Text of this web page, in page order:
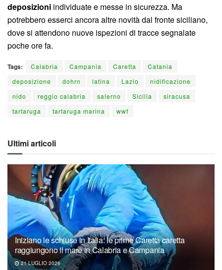
deposizioni individuate e messe in sicurezza. Ma
potrebbero esserci ancora altre novità dal fronte siciliano,
dove si attendono nuove ispezioni di tracce segnalate
poche ore fa.
Tags: Calabria Campania Caretta
Catania
deposizione
dohrn latina Lazio
nidificazione
nido
reggio calabria salerno Sicilia
siracusa
tartaruga
tartaruga marina wwf
Ultimi articoli
Iniziano le schiuse in Italia: le prime Caretta caretta
raggiungono il mare in Calabria e Campania
21 LUGLIO 2026